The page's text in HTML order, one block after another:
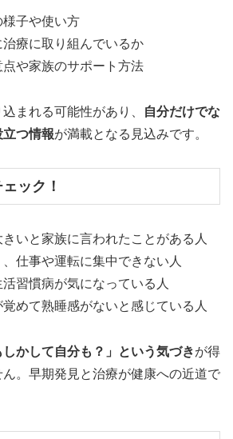
様子や使い方
治療に取り組んでいるか
点や家族のサポート方法
まれる可能性があり、
自分だけでな
立つ情報が満載となる見込みです。
ック！
きいと家族に言われたことがある人
、仕事や運転に集中できない人
活習慣病が気になっている人
覚めて熟睡感がないと感じている人
しかして自分も？」という気づきが得
。早期発見と治療が健康への近道で